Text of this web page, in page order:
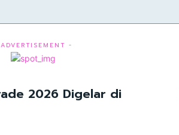
-
2026 Digelar di